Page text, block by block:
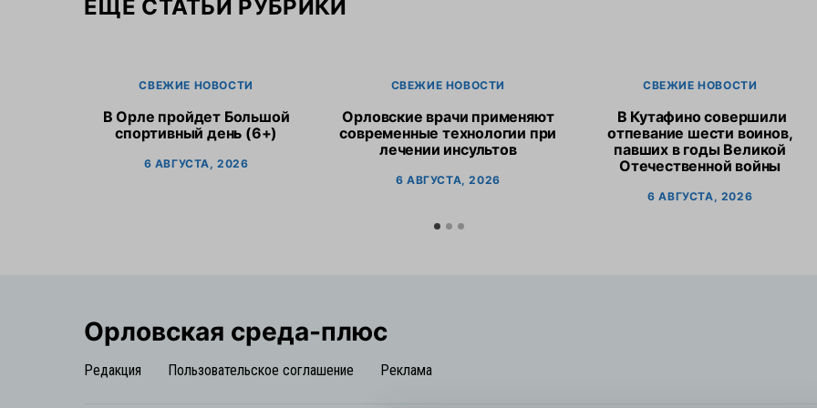
ЕЩЕ СТАТЬИ РУБРИКИ
СВЕЖИЕ НОВОСТИ
В Орле пройдет Большой
спортивный день (6+)
6 АВГУСТА, 2026
СВЕЖИЕ НОВОСТИ
Орловские врачи применяют
современные технологии при
лечении инсультов
6 АВГУСТА, 2026
СВЕЖИЕ НОВОСТИ
В Кутафино совершили
отпевание шести воинов,
павших в годы Великой
Отечественной войны
6 АВГУСТА, 2026
Орловская cреда-плюс
Редакция Пользовательское соглашение Реклама